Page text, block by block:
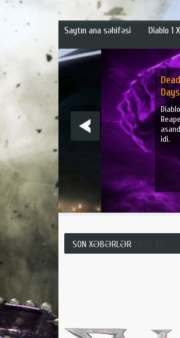
Saytın ana səhifəsi Diablo 1
Dead by
Days
Diablo-nun konsol
Reaper of Souls-
asandır. Diablo 3
SON XƏBƏRLƏR